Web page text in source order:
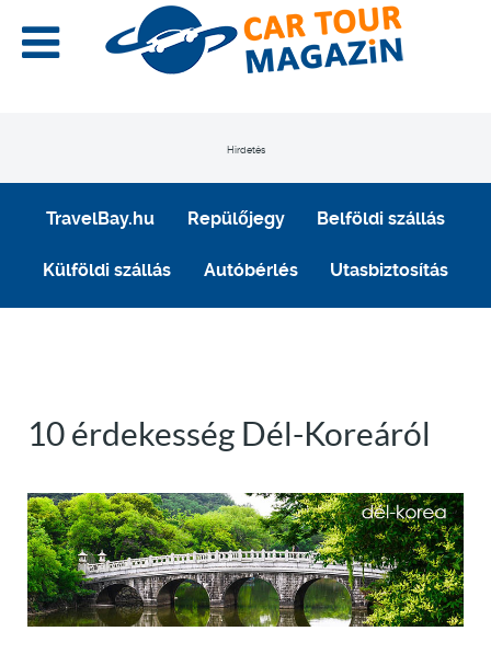
Hirdetés
TravelBay.hu Repülőjegy Belföldi szállás
Külföldi szállás Autóbérlés Utasbiztosítás
10 érdekesség Dél-Koreáról